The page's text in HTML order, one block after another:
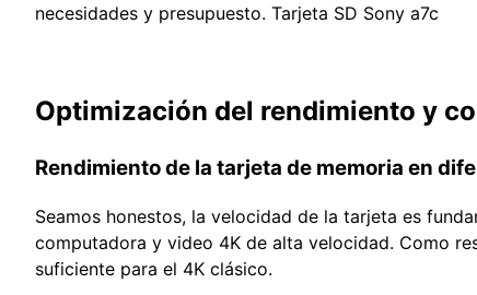
necesidades y presupuesto. Tarjeta SD Sony a7c
Optimización del rendimiento y
Rendimiento de la tarjeta de memoria en
Seamos honestos, la velocidad de la tarjeta es
computadora y video 4K de alta velocidad. Como
suficiente para el 4K clásico.